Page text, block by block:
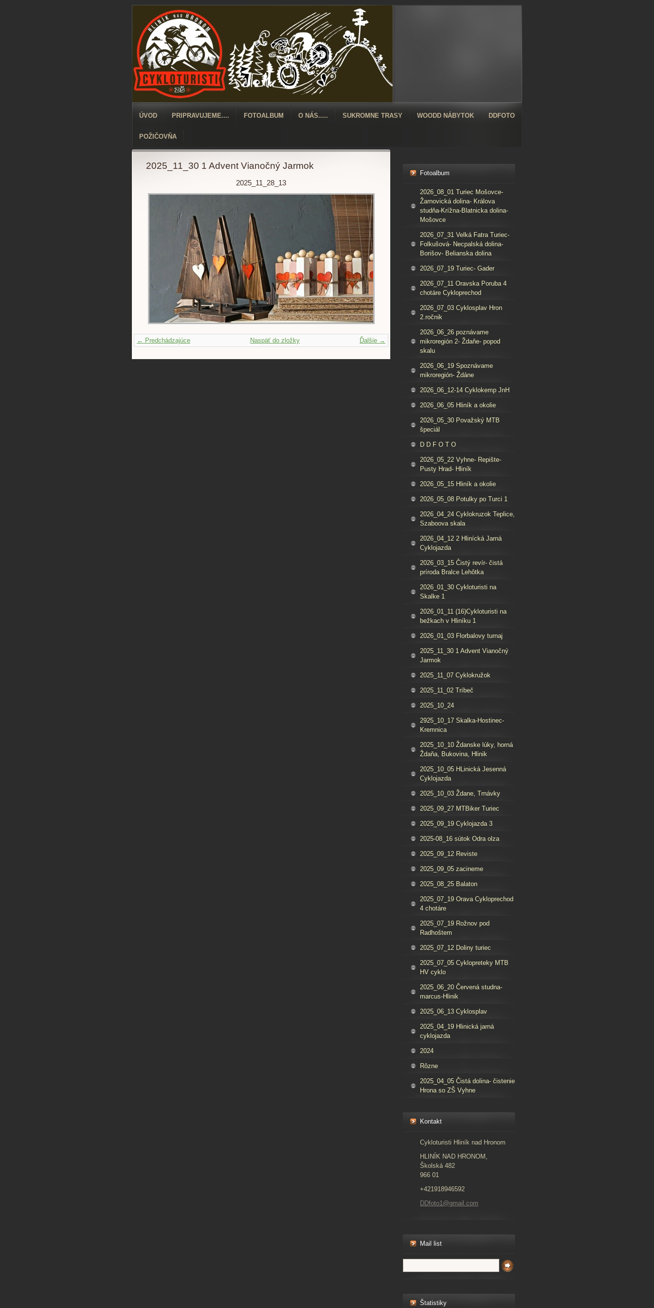
ÚVOD PRIPRAVUJEME.... FOTOALBUM O NÁS..... SUKROMNE TRASY WOODD NÁBYTOK DDFOTO
POŽIČOVŇA
2025_11_30 1 Advent Vianočný Jarmok
2025_11_28_13
← Predchádzajúce Ďalšie →
Naspäť do zložky
Fotoalbum
2026_08_01 Turiec Mošovce-
Žarnovická dolina- Králova
studňa-Krížna-Blatnicka dolina-
Mošovce
2026_07_31 Velká Fatra Turiec-
Folkušová- Necpalská dolina-
Borišov- Belianska dolina
2026_07_19 Turiec- Gader
2026_07_11 Oravska Poruba 4
chotáre Cykloprechod
2026_07_03 Cyklosplav Hron
2.ročnik
2026_06_26 poznávame
mikroregión 2- Ždaňe- popod
skalu
2026_06_19 Spoznávame
mikroregión- Ždáne
2026_06_12-14 Cyklokemp JnH
2026_06_05 Hliník a okolie
2026_05_30 Považský MTB
špeciál
D D F O T O
2026_05_22 Vyhne- Repište-
Pusty Hrad- Hliník
2026_05_15 Hliník a okolie
2026_05_08 Potulky po Turci 1
2026_04_24 Cyklokruzok Teplice,
Szaboova skala
2026_04_12 2 Hlinícká Jarná
Cyklojazda
2026_03_15 Čistý revír- čistá
príroda Bralce Lehôtka
2026_01_30 Cykloturisti na
Skalke 1
2026_01_11 (16)Cykloturisti na
bežkach v Hliníku 1
2026_01_03 Florbalovy turnaj
2025_11_30 1 Advent Vianočný
Jarmok
2025_11_07 Cyklokružok
2025_11_02 Tríbeč
2025_10_24
2925_10_17 Skalka-Hostinec-
Kremnica
2025_10_10 Ždanske lúky, horná
Ždaňa, Bukovina, Hlinik
2025_10_05 HLinická Jesenná
Cyklojazda
2025_10_03 Ždane, Trnávky
2025_09_27 MTBiker Turiec
2025_09_19 Cyklojazda 3
2025-08_16 sútok Odra olza
2025_09_12 Reviste
2025_09_05 zacineme
2025_08_25 Balaton
2025_07_19 Orava Cykloprechod
4 chotáre
2025_07_19 Rožnov pod
Radhoštem
2025_07_12 Doliny turiec
2025_07_05 Cyklopreteky MTB
HV cyklo
2025_06_20 Červená studna-
marcus-Hlinik
2025_06_13 Cyklosplav
2025_04_19 Hlinická jarná
cyklojazda
2024
Rôzne
2025_04_05 Čistá dolina- čistenie
Hrona so ZŠ Vyhne
Kontakt
Cykloturisti Hliník nad Hronom
HLINÍK NAD HRONOM,
Školská 482
966 01
+421918946592
DDfoto1@gmail.com
Mail list
Štatistiky